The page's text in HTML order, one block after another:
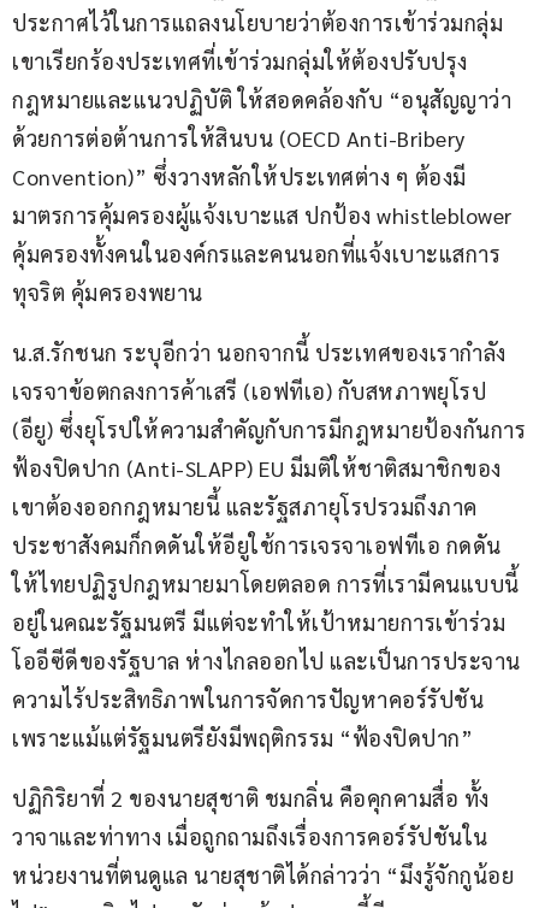
ประกาศไว้ในการแถลงนโยบายว่าต้องการเข้าร่วมกลุ่ม
เขาเรียกร้องประเทศที่เข้าร่วมกลุ่มให้ต้องปรับปรุง
กฎหมายและแนวปฏิบัติ ให้สอดคล้องกับ “อนุสัญญาว่า
ด้วยการต่อต้านการให้สินบน (OECD Anti-Bribery
Convention)” ซึ่งวางหลักให้ประเทศต่าง ๆ ต้องมี
มาตรการคุ้มครองผู้แจ้งเบาะแส ปกป้อง​ whistleblower
คุ้มครองทั้งคนในองค์กรและคนนอกที่แจ้งเบาะแสการ
ทุจริต คุ้มครองพยาน
น.ส.รักชนก ระบุอีกว่า นอกจากนี้ ประเทศของเรากำลัง
เจรจาข้อตกลงการค้าเสรี (เอฟทีเอ) กับสหภาพยุโรป
(อียู) ซึ่งยุโรปให้ความสำคัญกับการมีกฎหมายป้องกันการ
ฟ้องปิดปาก​ (Anti-SLAPP) EU มีมติให้ชาติสมาชิกของ
เขาต้องออกกฎหมายนี้ และรัฐสภายุโรปรวมถึงภาค
ประชาสังคมก็กดดันให้อียูใช้การเจรจาเอฟทีเอ กดดัน
ให้ไทยปฏิรูปกฎหมายมาโดยตลอด การที่เรามีคนแบบนี้
อยู่ในคณะรัฐมนตรี มีแต่จะทำให้เป้าหมายการเข้าร่วม
โออีซีดีของรัฐบาล ห่างไกลออกไป และเป็นการประจาน
ความไร้ประสิทธิภาพในการจัดการปัญหาคอร์รัปชัน
เพราะแม้แต่รัฐมนตรียังมีพฤติกรรม “ฟ้องปิดปาก”
ปฏิกิริยาที่ 2 ของนายสุชาติ ชมกลิ่น คือคุกคามสื่อ ทั้ง
วาจาและท่าทาง เมื่อถูกถามถึงเรื่องการคอร์รัปชันใน
หน่วยงานที่ตนดูแล นายสุชาติได้กล่าวว่า “มึงรู้จักกูน้อย